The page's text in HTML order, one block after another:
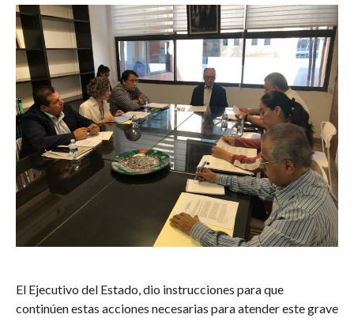
El Ejecutivo del Estado, dio instrucciones para que
continúen estas acciones necesarias para atender este grave